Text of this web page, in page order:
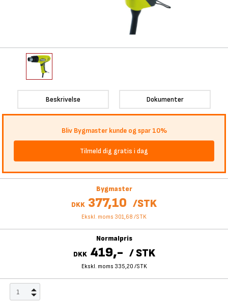
Beskrivelse Dokumenter
Bliv Bygmaster kunde og spar 10%
Tilmeld dig gratis i dag
Bygmaster
DKK 377,10 /STK
Ekskl. moms 301,68 /STK
Normalpris
DKK 419,- / STK
Ekskl. moms 335,20 /STK